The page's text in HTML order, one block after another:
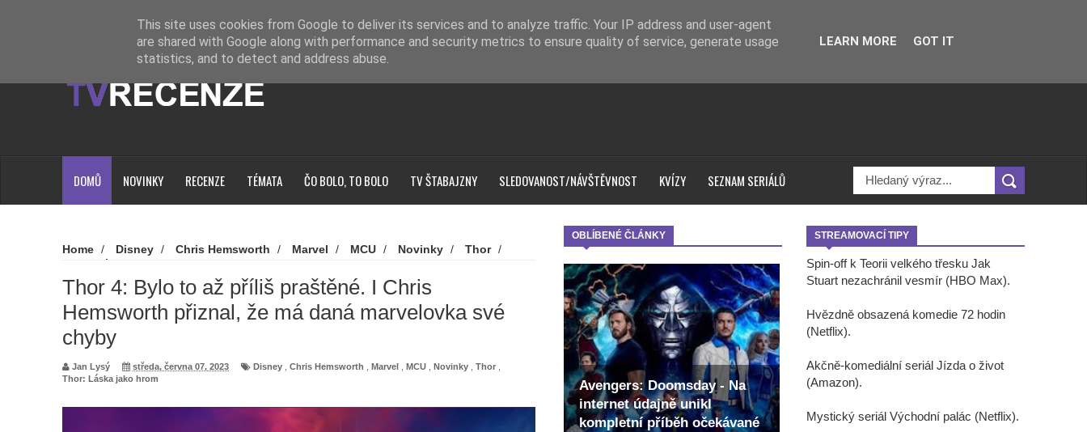
Loading...
DOMŮ NOVINKY RECENZE TÉMATA ČO BOLO, TO BOLO TV ŠTABAJZNY SLEDOVANOST/NÁVŠTĚVNOST KVÍZY SEZNAM SERIÁLŮ
OBLÍBENÉ ČLÁNKY
Avengers: Doomsday - Na
internet údajně unikl
kompletní příběh očekávané
Home / Disney / Chris Hemsworth / Marvel / MCU / Novinky / Thor /
že má daná marvelovka své chyby
Thor 4: Bylo to až příliš praštěné. I Chris
Hemsworth přiznal, že má daná marvelovka své
chyby
Jan Lysý středa, června 07, 2023 Disney Chris Hemsworth Marvel MCU Novinky Thor
Thor: Láska jako hrom
STREAMOVACÍ TIPY
Spin-off k Teorii velkého třesku Jak
Stuart nezachránil vesmír (HBO Max).
Hvězdně obsazená komedie 72 hodin
(Netflix).
Akčně-komediální seriál Jízda o život
(Amazon).
Mystický seriál Východní palác (Netflix).
This site uses cookies from Google to deliver its services and to analyze traffic. Your IP address and user-agent
are shared with Google along with performance and security metrics to ensure quality of service, generate usage
statistics, and to detect and address abuse.
LEARN MORE GOT IT